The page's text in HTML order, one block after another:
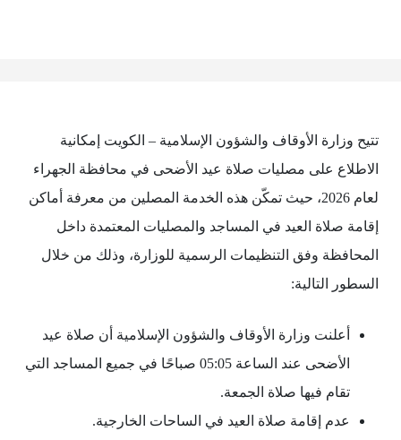
تتيح وزارة الأوقاف والشؤون الإسلامية – الكويت إمكانية
الاطلاع على مصليات صلاة عيد الأضحى في محافظة الجهراء
لعام 2026، حيث تمكّن هذه الخدمة المصلين من معرفة أماكن
إقامة صلاة العيد في المساجد والمصليات المعتمدة داخل
المحافظة وفق التنظيمات الرسمية للوزارة، وذلك من خلال
السطور التالية:
أعلنت وزارة الأوقاف والشؤون الإسلامية أن صلاة عيد
الأضحى عند الساعة 05:05 صباحًا في جميع المساجد التي
تقام فيها صلاة الجمعة.
عدم إقامة صلاة العيد في الساحات الخارجية.